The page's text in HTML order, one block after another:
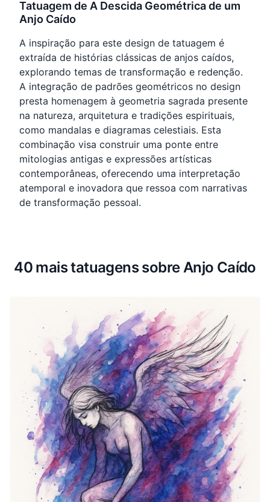
Tatuagem de A Descida Geométrica de um
Anjo Caído
A inspiração para este design de tatuagem é
extraída de histórias clássicas de anjos caídos,
explorando temas de transformação e redenção.
A integração de padrões geométricos no design
presta homenagem à geometria sagrada presente
na natureza, arquitetura e tradições espirituais,
como mandalas e diagramas celestiais. Esta
combinação visa construir uma ponte entre
mitologias antigas e expressões artísticas
contemporâneas, oferecendo uma interpretação
atemporal e inovadora que ressoa com narrativas
de transformação pessoal.
40 mais tatuagens sobre Anjo Caído